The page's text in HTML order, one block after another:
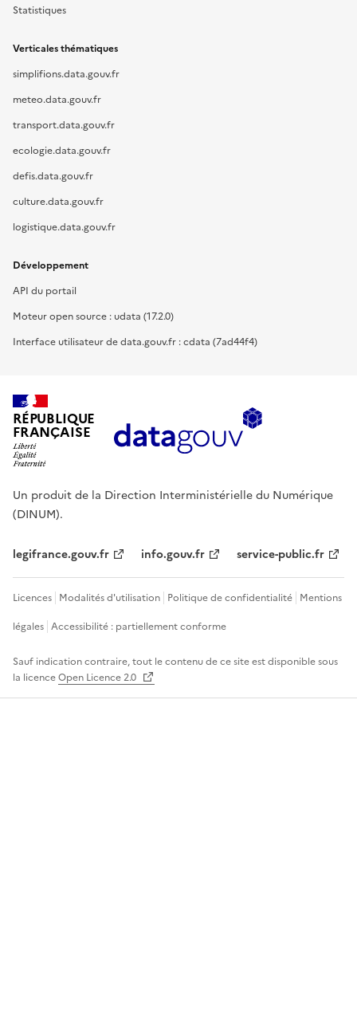
Statistiques
Verticales thématiques
simplifions.data.gouv.fr
meteo.data.gouv.fr
transport.data.gouv.fr
ecologie.data.gouv.fr
defis.data.gouv.fr
culture.data.gouv.fr
logistique.data.gouv.fr
Développement
API du portail
Moteur open source : udata (17.2.0)
Interface utilisateur de data.gouv.fr : cdata (7ad44f4)
RÉPUBLIQUE
FRANÇAISE
Un produit de la Direction Interministérielle du Numérique
(DINUM).
legifrance.gouv.fr info.gouv.fr service-public.fr
Licences Modalités d'utilisation Politique de confidentialité Mentions
légales Accessibilité : partiellement conforme
Sauf indication contraire, tout le contenu de ce site est disponible sous
la licenceOpen Licence 2.0